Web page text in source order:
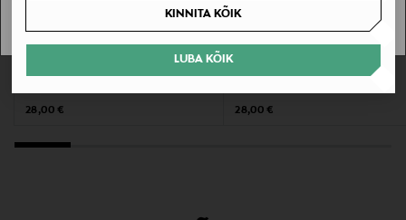
KINNITA KÕIK
LUBA KÕIK
Valmistaja tootenumber
NAILPOL980
Tootja
Original Price
28,00 €
Original Price
28,00 €